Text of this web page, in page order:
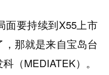
面要持续到X55上市
那就是来自宝岛台
（MEDIATEK）。